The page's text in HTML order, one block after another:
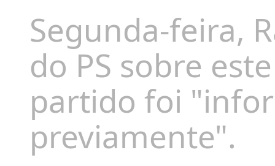
Segunda-feira,
do PS sobre
partido foi
previamente".